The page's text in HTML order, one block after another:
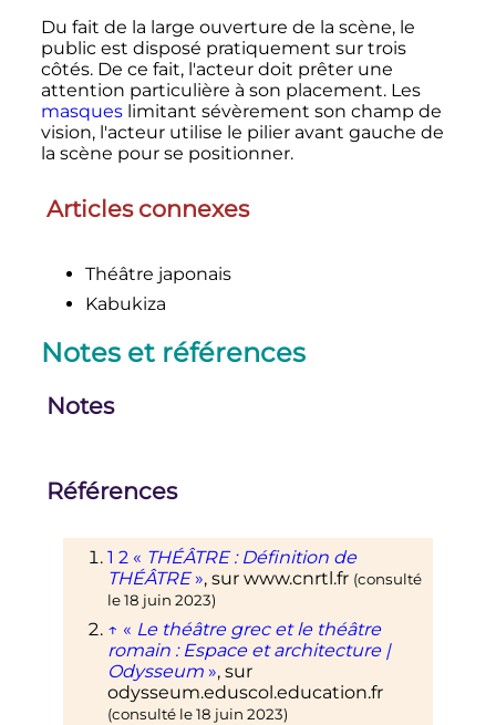
Du fait de la large ouverture de la scène, le
public est disposé pratiquement sur trois
côtés. De ce fait, l'acteur doit prêter une
attention particulière à son placement. Les
masqueslimitant sévèrement son champ de
vision, l'acteur utilise le pilier avant gauche de
la scène pour se positionner.
Articles connexes
Théâtre japonais
Kabukiza
Notes et références
Notes
Références
1 2 « THÉÂTRE : Définition de
THÉÂTRE », sur www.cnrtl.fr (consulté
le18 juin 2023)
↑ « Le théâtre grec et le théâtre
romain : Espace et architecture |
Odysseum », sur
odysseum.eduscol.education.fr
(consulté le18 juin 2023)